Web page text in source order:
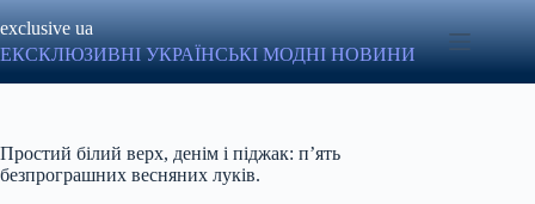
до
вмісту
exclusive ua
ЕКСКЛЮЗИВНІ УКРАЇНСЬКІ МОДНІ НОВИНИ
Простий білий верх, денім і піджак: п’ять
безпрограшних весняних луків.